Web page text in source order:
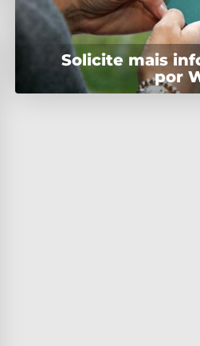
Solicite mais
por